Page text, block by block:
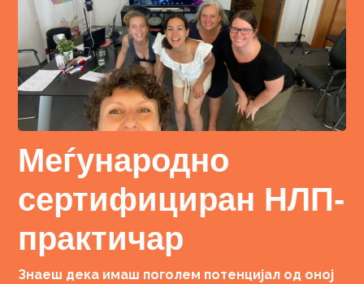
Меѓународно
сертифициран НЛП-
практичар
Знаеш дека имаш поголем потенцијал од оној